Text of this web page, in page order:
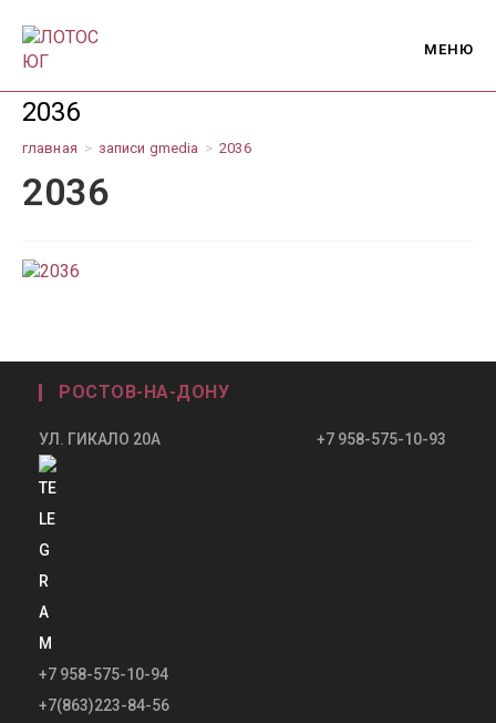
содержимому
МЕНЮ
2036
главная > записи gmedia > 2036
2036
РОСТОВ-НА-ДОНУ
УЛ. ГИКАЛО 20А +7 958-575-10-93
+7 958-575-10-94
+7(863)223-84-56